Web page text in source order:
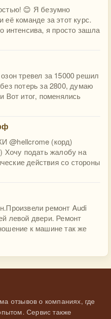
😊 Я безумно
команде за этот курс.
интенсива, я просто зашла
тревел за 15000 решил
потерь за 2800, думаю
Вот итог, поменялись
(корд)
Хочу подать жалобу на
действия со стороны
ремонт Audi
левой двери. Ремонт
к машине так же
отзывов о компаниях, где
Сервис также